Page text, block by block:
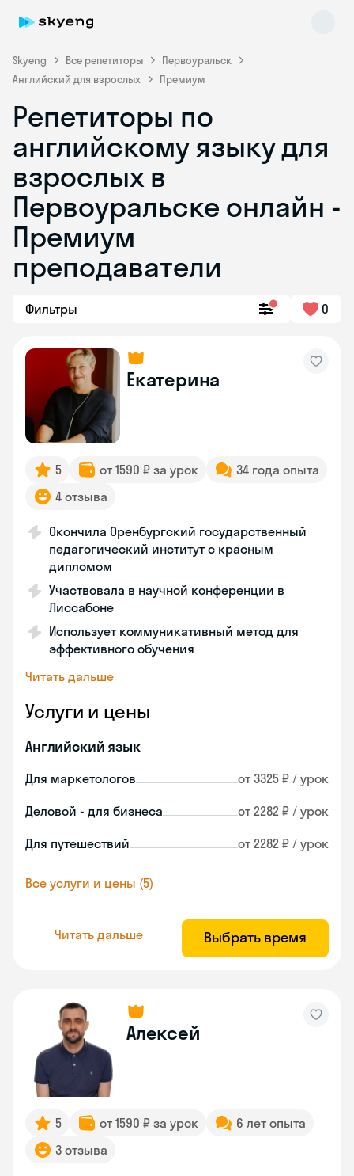
Skyeng Все репетиторы
Первоуральск
Английский для взрослых
Премиум
Репетиторы по
английскому языку для
взрослых в
Первоуральске онлайн -
Премиум
преподаватели
Фильтры 0
Екатерина
5 от 1590 ₽ за урок
34 года опыта
4 отзыва
Окончила Оренбургский государственный
педагогический институт с красным
дипломом
Участвовала в научной конференции в
Лиссабоне
Использует коммуникативный метод для
эффективного обучения
Читать дальше
Услуги и цены
Английский язык
Для маркетологов от 3325 ₽ / урок
Деловой - для бизнеса от 2282 ₽ / урок
Для путешествий от 2282 ₽ / урок
Все услуги и цены (5)
Читать дальше Выбрать время
Алексей
5 от 1590 ₽ за урок
6 лет опыта
3 отзыва
Skyeng Chat